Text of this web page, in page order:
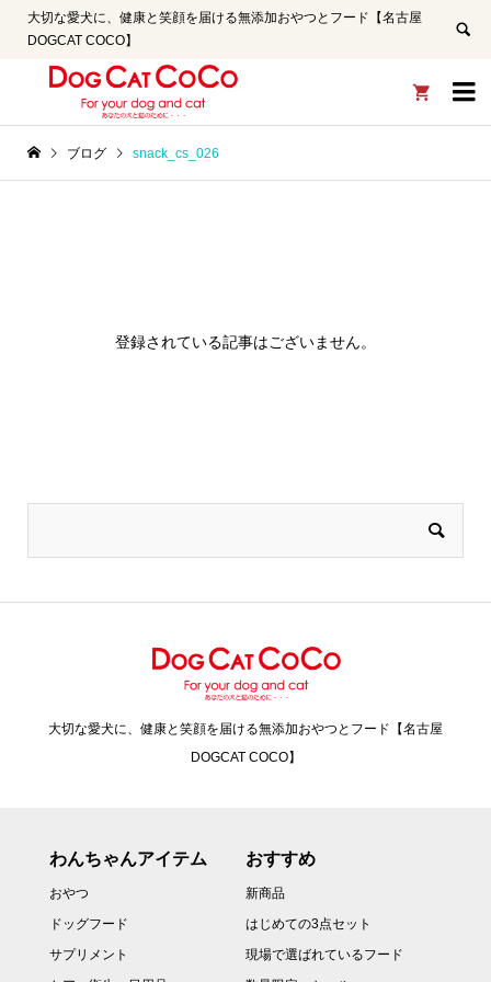
大切な愛犬に、健康と笑顔を届ける無添加おやつとフード【名古屋
DOGCAT COCO】


ブログ snack_cs_026
登録されている記事はございません。
大切な愛犬に、健康と笑顔を届ける無添加おやつとフード【名古屋
DOGCAT COCO】
わんちゃんアイテム
おやつ
ドッグフード
サプリメント
おすすめ
新商品
はじめての3点セット
現場で選ばれているフード